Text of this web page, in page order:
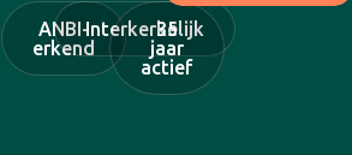
ANBI-
erkend
Interkerkelijk
35
jaar
actief